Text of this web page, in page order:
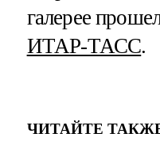
галерее
ИТАР-ТАСС.
ЧИТАЙТЕ